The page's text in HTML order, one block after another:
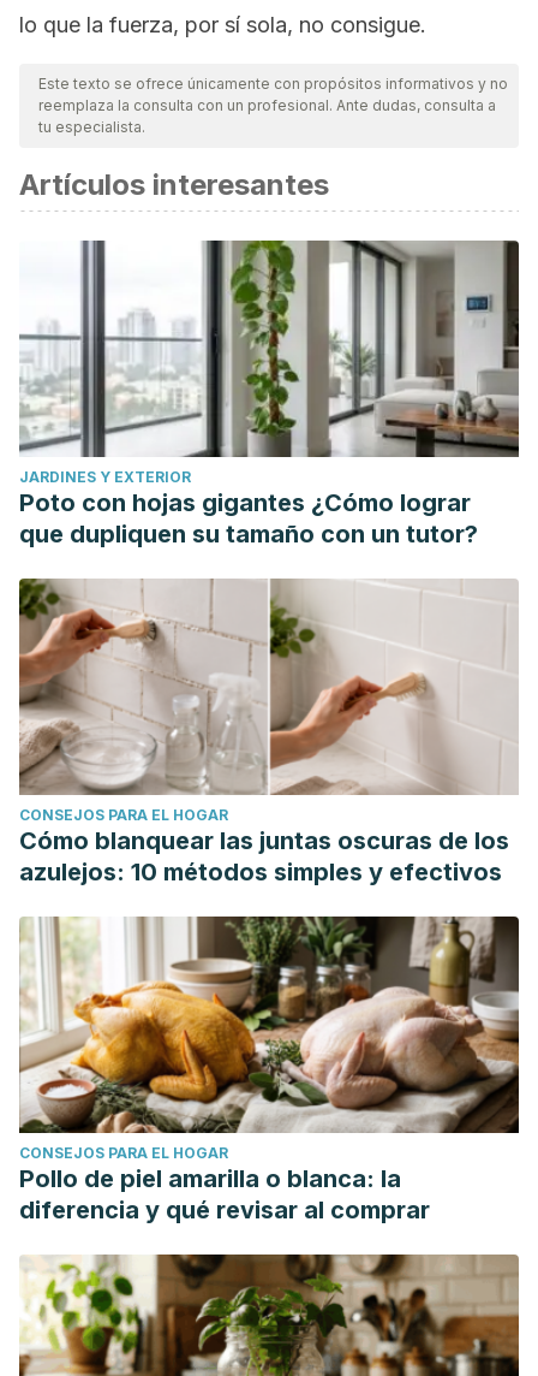
lo que la fuerza, por sí sola, no consigue.
Este texto se ofrece únicamente con propósitos informativos y no
reemplaza la consulta con un profesional. Ante dudas, consulta a
tu especialista.
Artículos interesantes
JARDINES Y EXTERIOR
Poto con hojas gigantes ¿Cómo lograr
que dupliquen su tamaño con un tutor?
CONSEJOS PARA EL HOGAR
Cómo blanquear las juntas oscuras de los
azulejos: 10 métodos simples y efectivos
CONSEJOS PARA EL HOGAR
Pollo de piel amarilla o blanca: la
diferencia y qué revisar al comprar